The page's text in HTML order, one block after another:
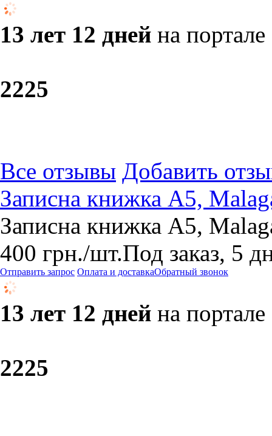
13 лет 12 дней на портале
2225
Все отзывы Добавить
Записна книжка A5,
Записна книжка A5,
400 грн./шт.Под заказ, 5
Отправить запрос Оплата и доставкаОбратный звонок
13 лет 12 дней на портале
2225